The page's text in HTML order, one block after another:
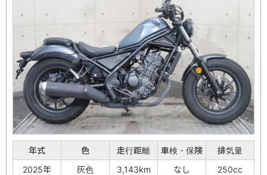
年式 色 走行距離 車検・保険
排気量
2025年
灰色 3,143km なし 250cc